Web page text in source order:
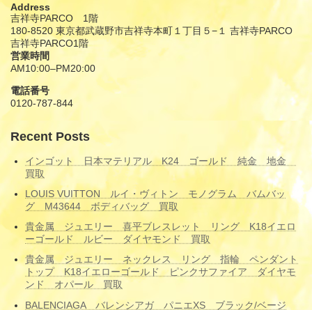
Address
吉祥寺PARCO 1階
180-8520 東京都武蔵野市吉祥寺本町１丁目５−１ 吉祥寺PARCO
吉祥寺PARCO1階
営業時間
AM10:00–PM20:00
電話番号
0120-787-844
Recent Posts
インゴット 日本マテリアル K24 ゴールド 純金 地金
買取
LOUIS VUITTON ルイ・ヴィトン モノグラム バムバッ
グ M43644 ボディバッグ 買取
貴金属 ジュエリー 喜平ブレスレット リング K18イエロ
ーゴールド ルビー ダイヤモンド 買取
貴金属 ジュエリー ネックレス リング 指輪 ペンダント
トップ K18イエローゴールド ピンクサファイア ダイヤモ
ンド オパール 買取
BALENCIAGA バレンシアガ パニエXS ブラック/ベージ